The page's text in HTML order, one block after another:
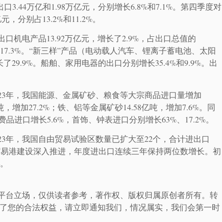
3.44万亿和1.98万亿元，分别增长6.8%和7.1%。第四季度对
分别占13.2%和11.2%。
机电产品13.92万亿元，增长了2.9%，占出口总值的
。“新三样”产品（电动载人汽车、锂离子蓄电池、太阳
29.9%。船舶、家用电器的出口分别增长35.4%和9.9%。出
，我国能源、金属矿砂、粮食等大宗商品进口量增加
增加27.2%；铁、铝等金属矿砂14.58亿吨，增加7.6%。同
进口增长5.6%，首饰、钟表进口分别增长63%、17.2%。
，我国自由贸易试验区数量已扩大至22个，合计进出口
港建设深入推进，年度进出口连续三年保持两位数增长。初
立场，仅供读者参考，著作权、版权归属原创者所有。转
您的合法权益，请立即通知我们，情况属实，我们会第一时